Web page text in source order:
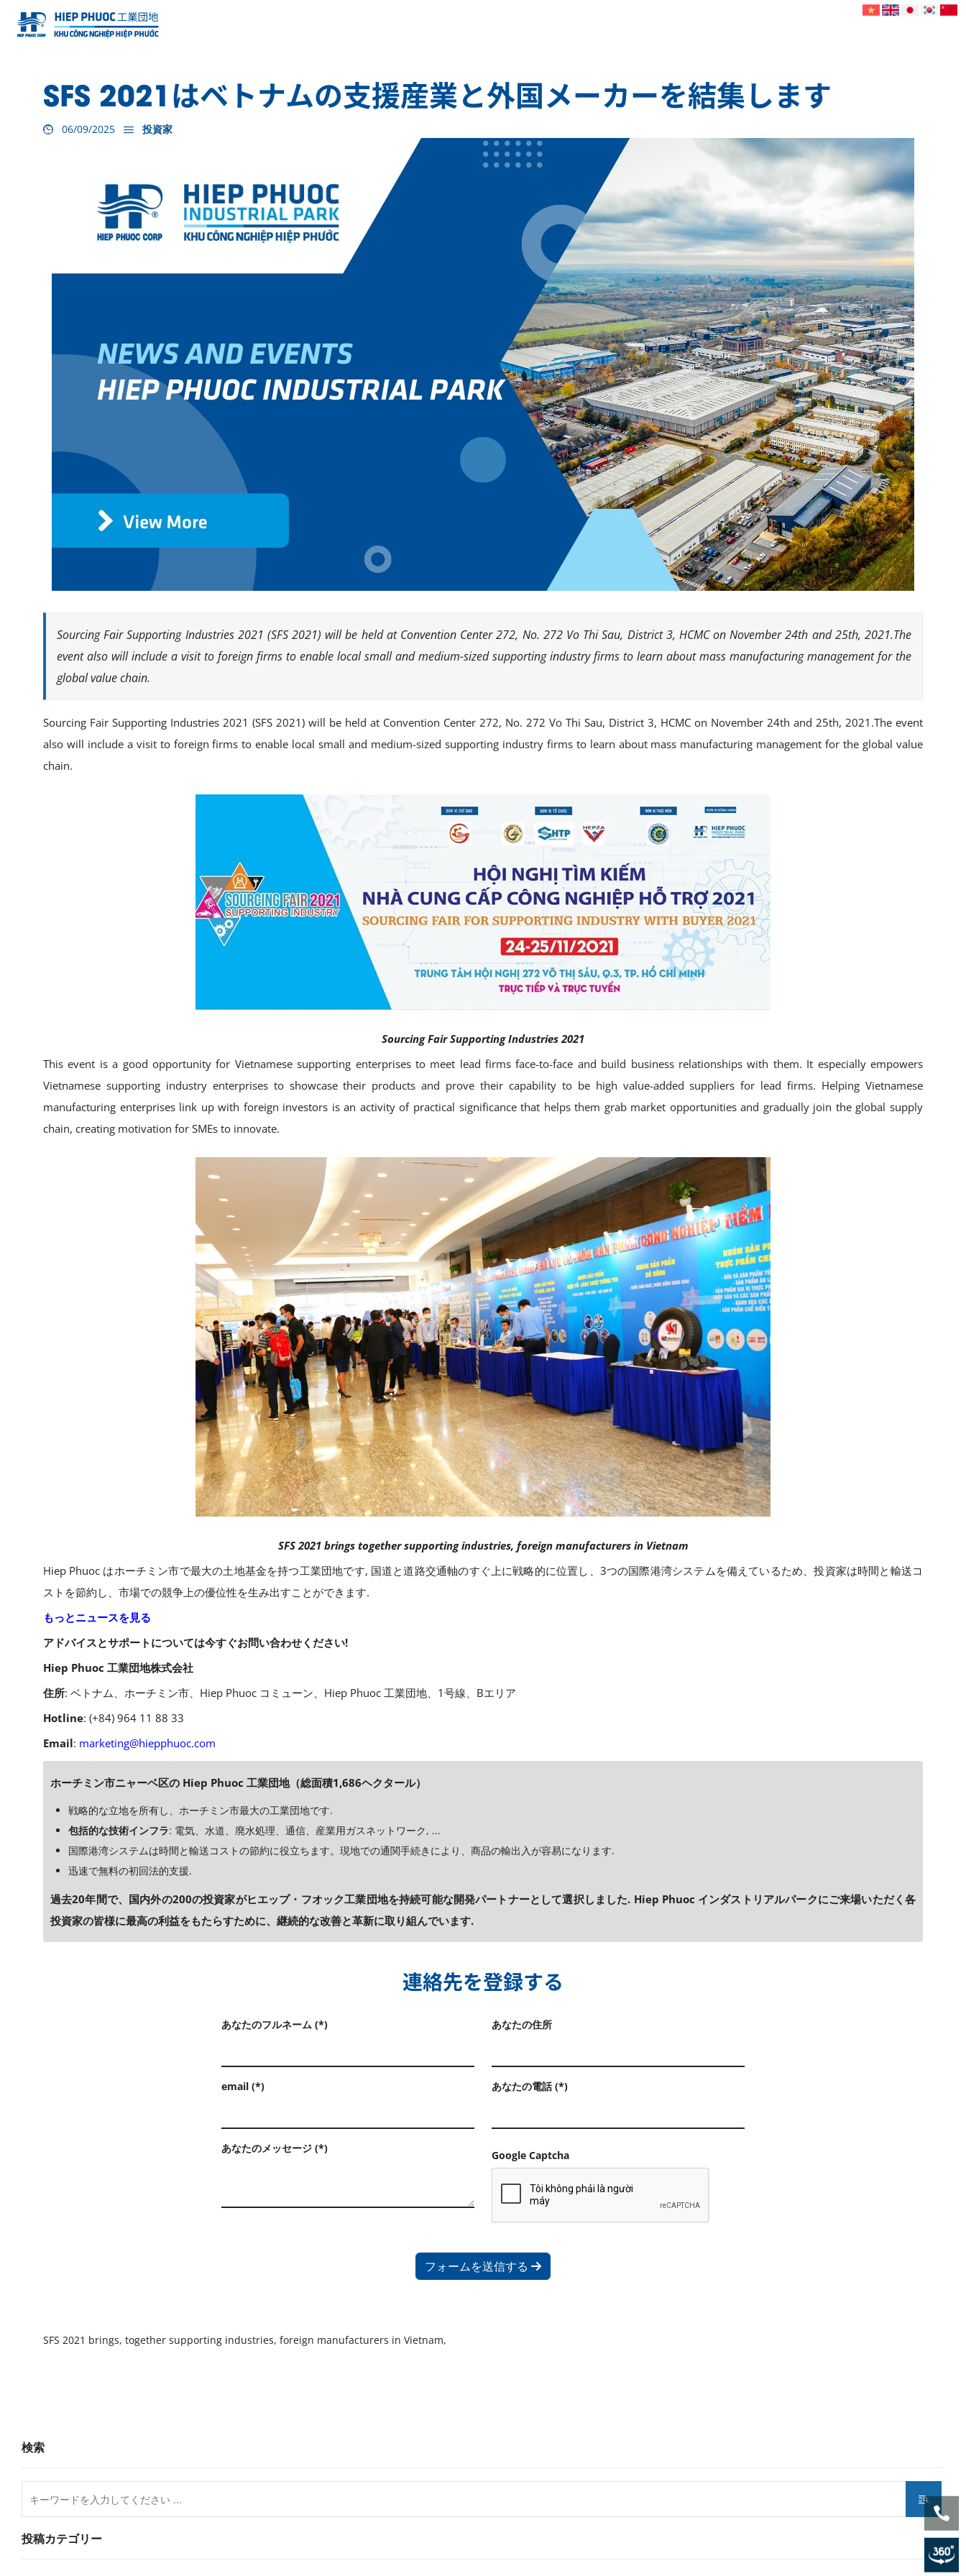
検索
投稿カテゴリー
SFS 2021はベトナムの支援産業と外国メーカーを結集します
06/09/2025 投資家
Sourcing Fair Supporting Industries 2021 (SFS 2021) will be held at Convention Center 272, No. 272 Vo Thi Sau, District 3, HCMC on November 24th and 25th, 2021.The
event also will include a visit to foreign firms to enable local small and medium-sized supporting industry firms to learn about mass manufacturing management for the
global value chain.
Sourcing Fair Supporting Industries 2021 (SFS 2021) will be held at Convention Center 272, No. 272 Vo Thi Sau, District 3, HCMC on November 24th and 25th, 2021.The event
also will include a visit to foreign firms to enable local small and medium-sized supporting industry firms to learn about mass manufacturing management for the global value
chain.
Sourcing Fair Supporting Industries 2021
This event is a good opportunity for Vietnamese supporting enterprises to meet lead firms face-to-face and build business relationships with them. It especially empowers
Vietnamese supporting industry enterprises to showcase their products and prove their capability to be high value-added suppliers for lead firms. Helping Vietnamese
manufacturing enterprises link up with foreign investors is an activity of practical significance that helps them grab market opportunities and gradually join the global supply
chain, creating motivation for SMEs to innovate.
SFS 2021 brings together supporting industries, foreign manufacturers in Vietnam
Hiep Phuoc はホーチミン市で最大の土地基金を持つ工業団地です, 国道と道路交通軸のすぐ上に戦略的に位置し、3つの国際港湾システムを備えているため、投資家は時間と輸送コ
ストを節約し、市場での競争上の優位性を生み出すことができます.
もっとニュースを見る
アドバイスとサポートについては今すぐお問い合わせください!
Hiep Phuoc 工業団地株式会社
住所: ベトナム、ホーチミン市、Hiep Phuoc コミューン、Hiep Phuoc 工業団地、1号線、Bエリア
Hotline: (+84) 964 11 88 33
Email: marketing@hiepphuoc.com
ホーチミン市ニャーベ区の Hiep Phuoc 工業団地（総面積1,686ヘクタール）
戦略的な立地を所有し、ホーチミン市最大の工業団地です.
包括的な技術インフラ: 電気、水道、廃水処理、通信、産業用ガスネットワーク, ...
国際港湾システムは時間と輸送コストの節約に役立ちます。現地での通関手続きにより、商品の輸出入が容易になります.
迅速で無料の初回法的支援.
過去20年間で、国内外の200の投資家がヒエップ・フオック工業団地を持続可能な開発パートナーとして選択しました. Hiep Phuoc インダストリアルパークにご来場いただく各
投資家の皆様に最高の利益をもたらすために、継続的な改善と革新に取り組んでいます.
連絡先を登録する
あなたのフルネーム (*) あなたの住所
email (*) あなたの電話 (*)
あなたのメッセージ (*)
Google Captcha
フォームを送信する
SFS 2021 brings, together supporting industries, foreign manufacturers in Vietnam,